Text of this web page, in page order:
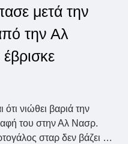
μετά την
την Αλ
νιώθει βαριά την
του στην Αλ Νασρ.
σταρ δεν βάζει …